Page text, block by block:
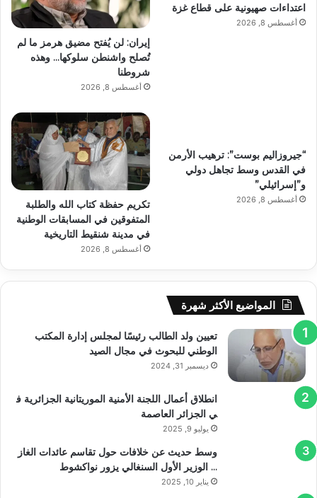
اعتداءات صهيونية على قطاع غزة
أغسطس 8, 2026
إيران: لن يُفتح مضيق هرمز ما لم
تُصلح واشنطن سلوكها… وهذه
شروطنا
أغسطس 8, 2026
“جيروزاليم بوست”: ترهيب الأرمن
في القدس وسط تجاهل دولي
و”إسرائيلي”
أغسطس 8, 2026
تكريم حفظة كتاب الله والطلبة
المتفوقين في المسابقات الوطنية
في مدينة شنقيط التاريخية
أغسطس 8, 2026
المواضيع الأكثر شهرة
تعيين ولد الطالب رئيسًا لمجلس إدارة المكتب
الوطني للبحوث في مجال الصيد
ديسمبر 31, 2024
انطلاق أعمال اللجنة الأمنية الموريتانية الجزائرية ف
ي الجزائر العاصمة
يوليو 9, 2025
وسط حديث عن خلافات حول تقاسم عائدات الغاز
… الوزير الأول السنغالي يزور نواكشوط
يناير 10, 2025